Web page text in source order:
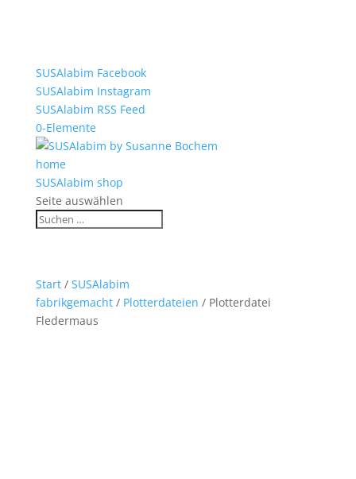
SUSAlabim Facebook
SUSAlabim Instagram
SUSAlabim RSS Feed
0-Elemente
home
SUSAlabim shop
Seite auswählen
Start/ SUSAlabim
fabrikgemacht/ Plotterdateien / Plotterdatei
Fledermaus